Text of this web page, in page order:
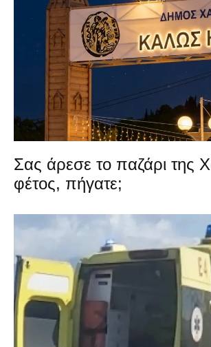
Σας άρεσε το παζάρι της
φέτος, πήγατε;